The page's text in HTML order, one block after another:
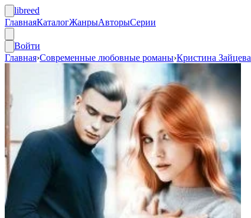
libreed
ГлавнаяКаталогЖанрыАвторыСерии
Войти
Главная›Современные любовные романы›Кристина Зайцева